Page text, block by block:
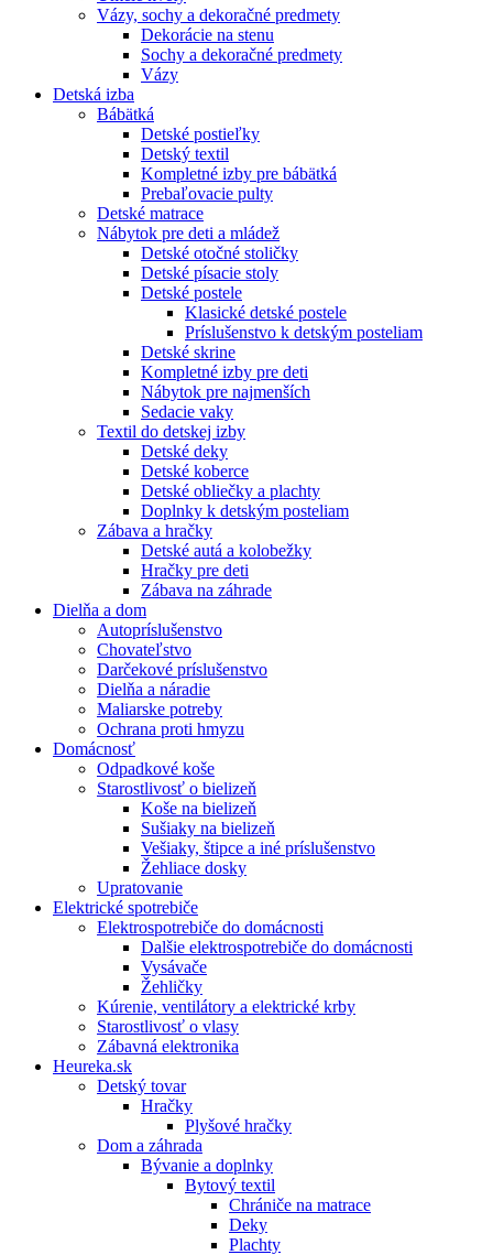
Vázy, sochy a dekoračné predmety
Dekorácie na stenu
Sochy a dekoračné predmety
Vázy
Detská izba
Bábätká
Detské postieľky
Detský textil
Kompletné izby pre bábätká
Prebaľovacie pulty
Detské matrace
Nábytok pre deti a mládež
Detské otočné stoličky
Detské písacie stoly
Detské postele
Klasické detské postele
Príslušenstvo k detským posteliam
Detské skrine
Kompletné izby pre deti
Nábytok pre najmenších
Sedacie vaky
Textil do detskej izby
Detské deky
Detské koberce
Detské obliečky a plachty
Doplnky k detským posteliam
Zábava a hračky
Detské autá a kolobežky
Hračky pre deti
Zábava na záhrade
Dielňa a dom
Autopríslušenstvo
Chovateľstvo
Darčekové príslušenstvo
Dielňa a náradie
Maliarske potreby
Ochrana proti hmyzu
Domácnosť
Odpadkové koše
Starostlivosť o bielizeň
Koše na bielizeň
Sušiaky na bielizeň
Vešiaky, štipce a iné príslušenstvo
Žehliace dosky
Upratovanie
Elektrické spotrebiče
Elektrospotrebiče do domácnosti
Dalšie elektrospotrebiče do domácnosti
Vysávače
Žehličky
Kúrenie, ventilátory a elektrické krby
Starostlivosť o vlasy
Zábavná elektronika
Heureka.sk
Detský tovar
Hračky
Plyšové hračky
Dom a záhrada
Bývanie a doplnky
Bytový textil
Chrániče na matrace
Deky
Plachty